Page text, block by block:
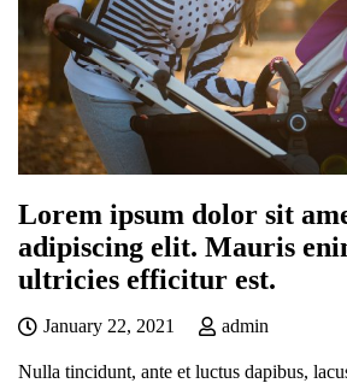
Lorem ipsum dolor sit
adipiscing elit. Mauris
ultricies efficitur est.
January 22, 2021 admin
Nulla tincidunt, ante et luctus dapibus,